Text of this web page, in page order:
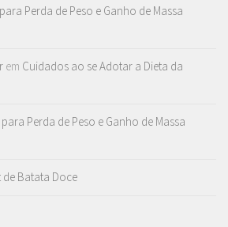
Perda de Peso e Ganho de Massa
em Cuidados ao se Adotar a Dieta da
para Perda de Peso e Ganho de Massa
de Batata Doce